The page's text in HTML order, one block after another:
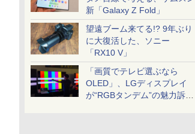
新「Galaxy Z Fold」
望遠ブーム来てる!? 9年ぶり
に大復活した、ソニー
「RX10 V」
「画質でテレビ選ぶなら
OLED」、LGディスプレイ
が“RGBタンデム”の魅力訴